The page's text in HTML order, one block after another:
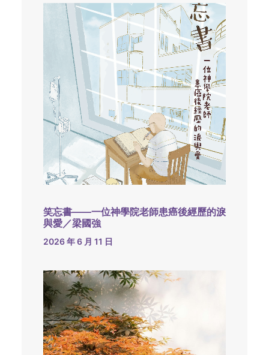
笑忘書——一位神學院老師患癌後經歷的淚
與愛／梁國強
2026 年 6 月 11 日